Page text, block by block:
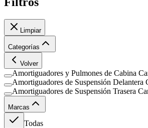
Limpiar
Categorías
Volver
Amortiguadores y Pulmones de Cabina
Amortiguadores de Suspensión Delantera
Amortiguadores de Suspensión Trasera
Marcas
Todas